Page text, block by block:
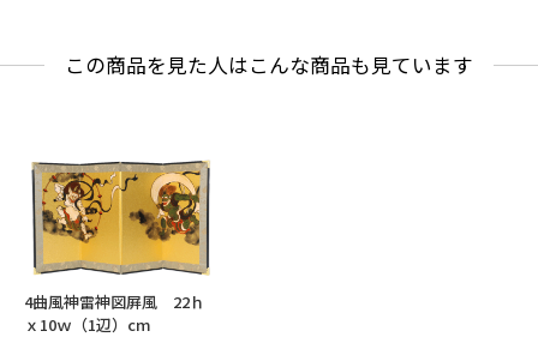
この商品を見た人はこんな商品も見ています
4曲風神雷神図屛風 22ｈ
ｘ10ｗ（1辺）cm